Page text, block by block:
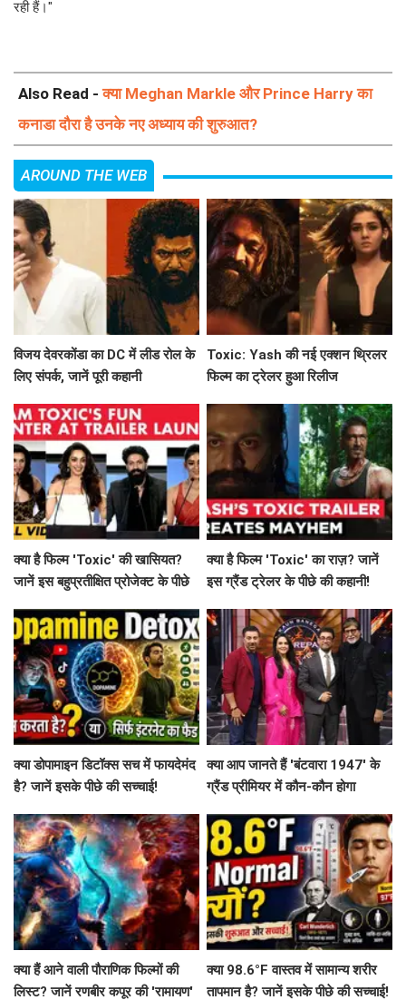
रही हैं।"
Also Read -क्या Meghan Markle और Prince Harry का
कनाडा दौरा है उनके नए अध्याय की शुरुआत?
AROUND THE WEB
विजय देवरकोंडा का DC में लीड रोल के
लिए संपर्क, जानें पूरी कहानी
Toxic: Yash की नई एक्शन थ्रिलर
फिल्म का ट्रेलर हुआ रिलीज
क्या है फिल्म 'Toxic' की खासियत?
जानें इस बहुप्रतीक्षित प्रोजेक्ट के पीछे
क्या है फिल्म 'Toxic' का राज़? जानें
इस ग्रैंड ट्रेलर के पीछे की कहानी!
क्या डोपामाइन डिटॉक्स सच में फायदेमंद
है? जानें इसके पीछे की सच्चाई!
क्या आप जानते हैं 'बंटवारा 1947' के
ग्रैंड प्रीमियर में कौन-कौन होगा
क्या हैं आने वाली पौराणिक फिल्मों की
लिस्ट? जानें रणबीर कपूर की 'रामायण'
क्या 98.6°F वास्तव में सामान्य शरीर
तापमान है? जानें इसके पीछे की सच्चाई!